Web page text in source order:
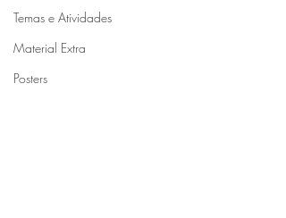
Temas e Atividades
Material Extra
Posters